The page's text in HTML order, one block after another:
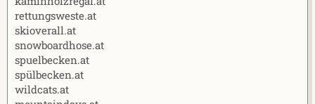
rettungsweste.at
skioverall.at
snowboardhose.at
spuelbecken.at
spülbecken.at
wildcats.at